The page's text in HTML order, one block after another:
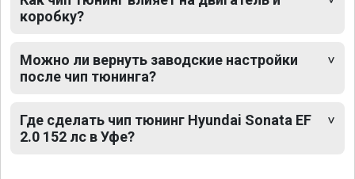
коробку?
Можно ли вернуть заводские настройки
после чип тюнинга?
Где сделать чип тюнинг Hyundai Sonata EF
2.0 152 лс в Уфе?